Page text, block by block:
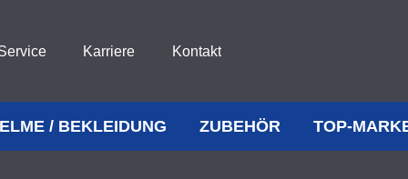
Karriere Kontakt
/ BEKLEIDUNG ZUBEHÖR TOP-